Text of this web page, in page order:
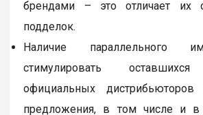
брендами – это отличает их
подделок.
Наличие параллельного
стимулировать
официальных
предложения, в том числе и в